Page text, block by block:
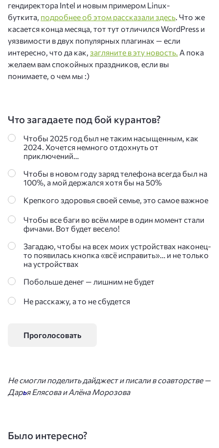
гендиректора Intel и новым примером Linux-
буткита, подробнее об этом рассказали здесь. Что же
касается конца месяца, тот тут отличился WordPress и
уязвимости в двух популярных плагинах — если
интересно, что да как, загляните в эту новость. А пока
желаем вам спокойных праздников, если вы
понимаете, о чем мы :)
Что загадаете под бой курантов?
Чтобы 2025 год был не таким насыщенным, как
2024. Хочется немного отдохнуть от
приключений…
Чтобы в новом году заряд телефона всегда был на
100%, а мой держался хотя бы на 50%
Крепкого здоровья своей семье, это самое важное
Чтобы все баги во всём мире в один момент стали
фичами. Вот будет весело!
Загадаю, чтобы на всех моих устройствах наконец-
то появилась кнопка «всё исправить»… и не только
на устройствах
Побольше денег — лишним не будет
Не расскажу, а то не сбудется
Не смогли поделить дайджест и писали в соавторстве —
Дарья Елясова и Алёна Морозова
Было интересно?